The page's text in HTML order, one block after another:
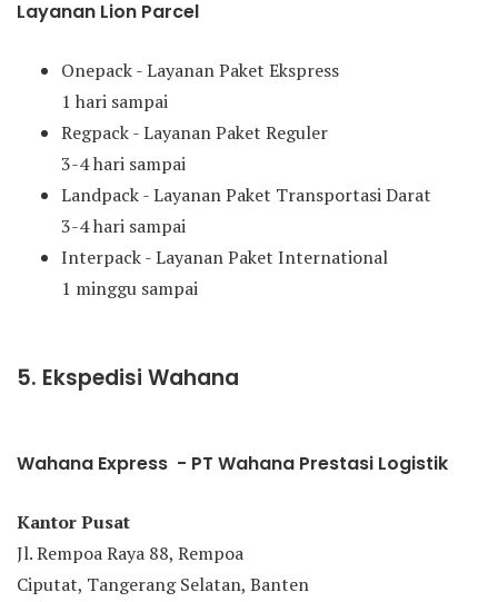
Layanan Lion Parcel
Onepack - Layanan Paket Ekspress
1 hari sampai
Regpack - Layanan Paket Reguler
3-4 hari sampai
Landpack - Layanan Paket Transportasi Darat
3-4 hari sampai
Interpack - Layanan Paket International
1 minggu sampai
5. Ekspedisi Wahana
Wahana Express - PT Wahana Prestasi Logistik
Kantor Pusat
Jl. Rempoa Raya 88, Rempoa
Ciputat, Tangerang Selatan, Banten